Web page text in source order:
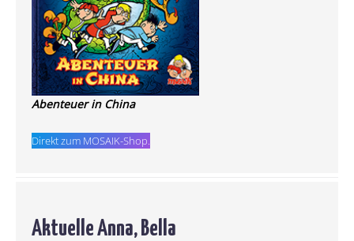
Abenteuer in China
Direkt zum MOSAIK-Shop.
Aktuelle Anna, Bella